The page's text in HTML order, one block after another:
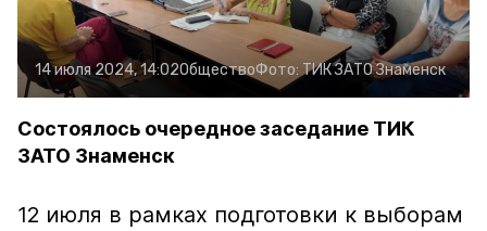
14 июля 2024, 14:02ОбществоФото: ТИК ЗАТО Знаменск
Состоялось очередное заседание ТИК
ЗАТО Знаменск
12 июля в рамках подготовки к выборам